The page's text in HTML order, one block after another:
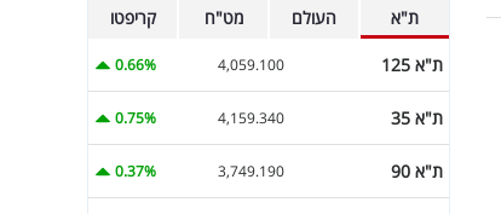
ת"א העולם מט"ח קריפטו
ת"א 125 4,059.100
0.66%
ת"א 35 4,159.340
0.75%
ת"א 90 3,749.190
0.37%